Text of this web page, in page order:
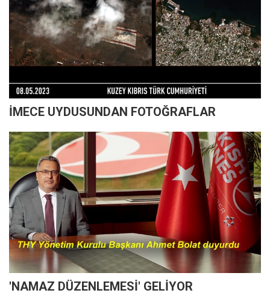
İMECE UYDUSUNDAN FOTOĞRAFLAR
'NAMAZ DÜZENLEMESİ' GELİYOR